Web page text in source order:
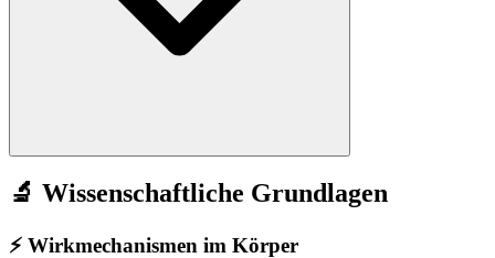
🔬 Wissenschaftliche Grundlagen
⚡ Wirkmechanismen im Körper